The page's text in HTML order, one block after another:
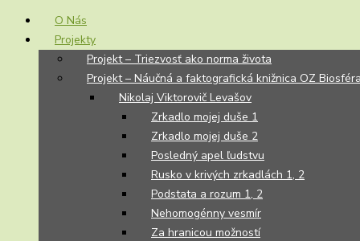
O Nás
Projekty
Projekt – Triezvosť ako norma života
Projekt – Náučná a faktografická knižnica OZ
Nikolaj Viktorovič Levašov
Zrkadlo mojej duše 1
Zrkadlo mojej duše 2
Posledný apel ľudstvu
Rusko v krivých zrkadlách 1, 2
Podstata a rozum 1, 2
Nehomogénny vesmír
Za hranicou možností